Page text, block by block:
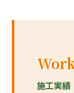
施工実績